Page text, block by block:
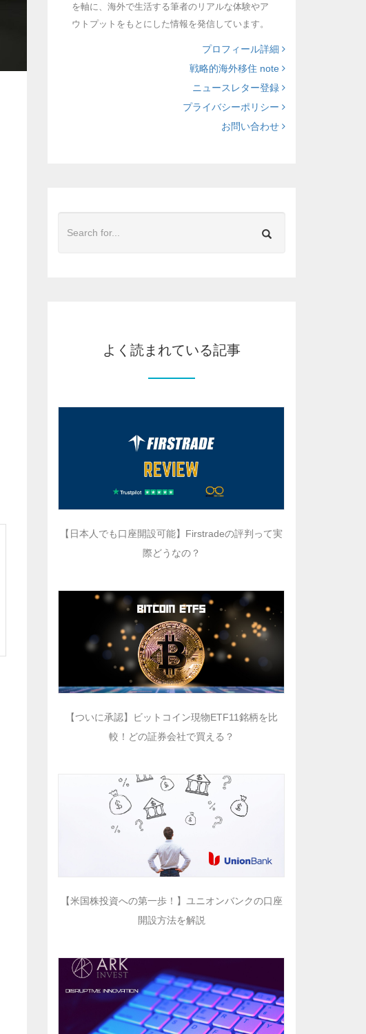
を軸に、海外で生活する筆者のリアルな体験やア
ウトプットをもとにした情報を発信しています。
プロフィール詳細
戦略的海外移住 note
ニュースレター登録
プライバシーポリシー
お問い合わせ
よく読まれている記事
【日本人でも口座開設可能】Firstradeの評判って実
際どうなの？
【ついに承認】ビットコイン現物ETF11銘柄を比
較！どの証券会社で買える？
【米国株投資への第一歩！】ユニオンバンクの口座
開設方法を解説